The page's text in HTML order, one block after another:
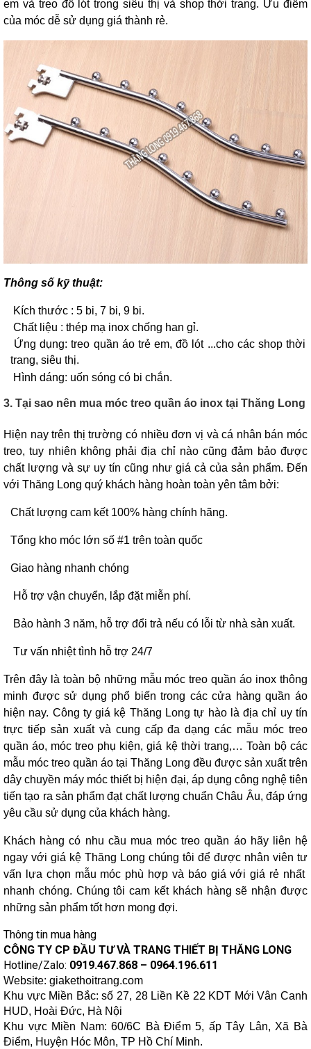
em và treo đồ lót trong siêu thị và shop thời trang. Ưu điểm
của móc dễ sử dụng giá thành rẻ.
Thông số kỹ thuật:
Kích thước : 5 bi, 7 bi, 9 bi.
Chất liệu : thép mạ inox chống han gỉ.
Ứng dụng: treo quần áo trẻ em, đồ lót ...cho các shop thời
trang, siêu thị.
Hình dáng: uốn sóng có bi chắn.
3. Tại sao nên mua móc treo quần áo inox tại Thăng Long
Hiện nay trên thị trường có nhiều đơn vị và cá nhân bán móc
treo, tuy nhiên không phải địa chỉ nào cũng đảm bảo được
chất lượng và sự uy tín cũng như giá cả của sản phẩm. Đến
với Thăng Long quý khách hàng hoàn toàn yên tâm bởi:
Chất lượng cam kết 100% hàng chính hãng.
Tổng kho móc lớn số #1 trên toàn quốc
Giao hàng nhanh chóng
Hỗ trợ vận chuyển, lắp đặt miễn phí.
Bảo hành 3 năm, hỗ trợ đổi trả nếu có lỗi từ nhà sản xuất.
Tư vấn nhiệt tình hỗ trợ 24/7
Trên đây là toàn bộ những mẫu móc treo quần áo inox thông
minh được sử dụng phổ biến trong các cửa hàng quần áo
hiện nay. Công ty giá kệ Thăng Long tự hào là địa chỉ uy tín
trực tiếp sản xuất và cung cấp đa dạng các mẫu móc treo
quần áo, móc treo phụ kiện, giá kệ thời trang,… Toàn bộ các
mẫu móc treo quần áo tại Thăng Long đều được sản xuất trên
dây chuyền máy móc thiết bị hiện đại, áp dụng công nghệ tiên
tiến tạo ra sản phẩm đạt chất lượng chuẩn Châu Âu, đáp ứng
yêu cầu sử dụng của khách hàng.
Khách hàng có nhu cầu mua móc treo quần áo hãy liên hệ
ngay với giá kệ Thăng Long chúng tôi để được nhân viên tư
vấn lựa chọn mẫu móc phù hợp và báo giá với giá rẻ nhất
nhanh chóng. Chúng tôi cam kết khách hàng sẽ nhận được
những sản phẩm tốt hơn mong đợi.
Thông tin mua hàng
CÔNG TY CP ĐẦU TƯ VÀ TRANG THIẾT BỊ THĂNG LONG
Hotline/Zalo: 0919.467.868 – 0964.196.611
Website: giakethoitrang.com
Khu vực Miền Bắc: số 27, 28 Liền Kề 22 KDT Mới Vân Canh
HUD, Hoài Đức, Hà Nội
Khu vực Miền Nam: 60/6C Bà Điểm 5, ấp Tây Lân, Xã Bà
Điểm, Huyện Hóc Môn, TP Hồ Chí Minh.